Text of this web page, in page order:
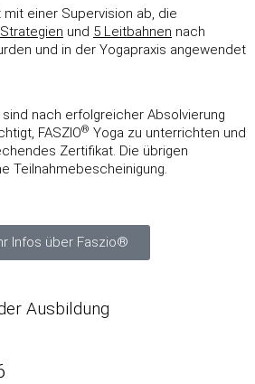
einer Supervision ab, die
und 5 Leitbahnen nach
und in der Yogapraxis angewendet
nach erfolgreicher Absolvierung
FASZIO® Yoga zu unterrichten und
Zertifikat. Die übrigen
Teilnahmebescheinigung.
Infos über Faszio®
Ausbildung